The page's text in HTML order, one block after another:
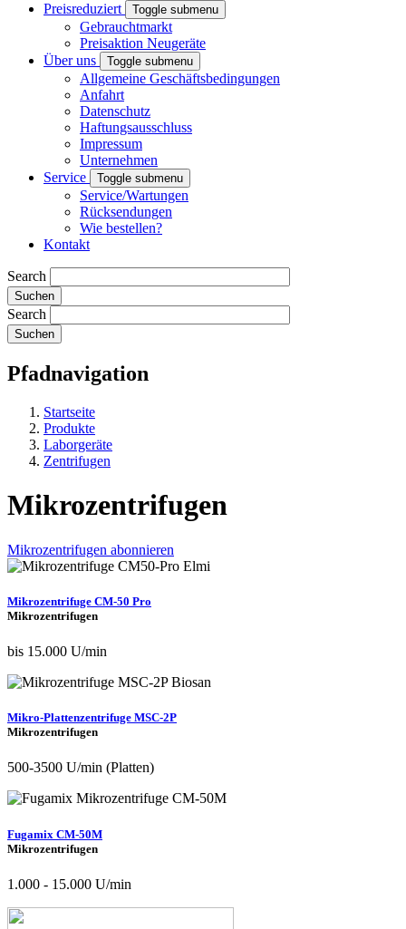
Preisreduziert
Toggle submenu
Gebrauchtmarkt
Preisaktion Neugeräte
Über uns
Toggle submenu
Allgemeine Geschäftsbedingungen
Anfahrt
Datenschutz
Haftungsausschluss
Impressum
Unternehmen
Service
Toggle submenu
Service/Wartungen
Rücksendungen
Wie bestellen?
Kontakt
Search
Search
Pfadnavigation
Startseite
Produkte
Laborgeräte
Zentrifugen
Mikrozentrifugen
Mikrozentrifugen abonnieren
Mikrozentrifuge CM-50 Pro
Mikrozentrifugen
bis 15.000 U/min
Mikro-Plattenzentrifuge MSC-2P
Mikrozentrifugen
500-3500 U/min (Platten)
Fugamix CM-50M
Mikrozentrifugen
1.000 - 15.000 U/min